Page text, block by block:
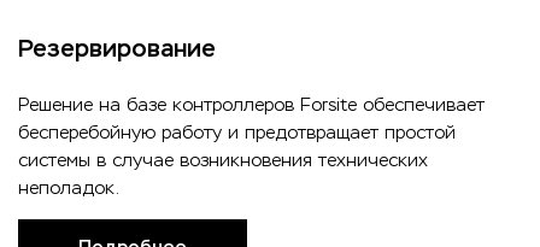
Резервирование
Решение на базе контроллеров Forsite обеспечивает
бесперебойную работу и предотвращает простой
системы в случае возникновения технических
неполадок.